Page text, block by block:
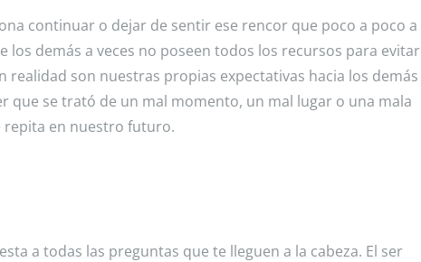
continuar o dejar de sentir ese rencor que poco a poco a
demás a veces no poseen todos los recursos para evitar
son nuestras propias expectativas hacia los demás
que se trató de un mal momento, un mal lugar o una mala
repita en nuestro futuro.
a todas las preguntas que te lleguen a la cabeza. El ser